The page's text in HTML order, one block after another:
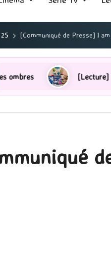
25 [Communiqué de Presse] I
[Lecture] Gardiens des cités